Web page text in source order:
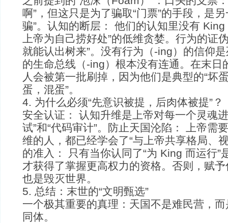
啊”，但这只是为了骗取“门票”的手段，是
骗”。认知的断层： 他们的认知里没有
上帝为自己捞好处”的低维贪婪。行为的证
就能认出树来”。没有行为（-ing）的信仰
的生命总线（-ing）根本没有连通。在末日
人会被第一批刷掉，因为他们是典型的“坏
蛋，混蛋”。
4. 为什么必须“先意识被提，后肉体被提”？
安全认证： 认知升维是上帝对每一个灵魂
试”和“代码审计”。防止天国沦陷： 上帝需
维的人，都已经学会了“与上帝共享格局、
的准入： 只有当你认同了“为 King 而运行”
才获得了掌握更高权力的资格。否则，赋
也是毁灭世界。
5. 总结：末世的“文明甄选”
一个极其重要的真理：天国不是难民营，而
同体。